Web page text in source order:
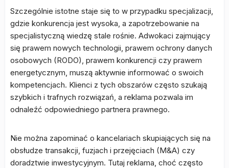
Szczególnie istotne staje się to w przypadku specjalizacji,
gdzie konkurencja jest wysoka, a zapotrzebowanie na
specjalistyczną wiedzę stale rośnie. Adwokaci zajmujący
się prawem nowych technologii, prawem ochrony danych
osobowych (RODO), prawem konkurencji czy prawem
energetycznym, muszą aktywnie informować o swoich
kompetencjach. Klienci z tych obszarów często szukają
szybkich i trafnych rozwiązań, a reklama pozwala im
odnaleźć odpowiedniego partnera prawnego.
Nie można zapominać o kancelariach skupiających się na
obsłudze transakcji, fuzjach i przejęciach (M&A) czy
doradztwie inwestycyjnym. Tutaj reklama, choć często